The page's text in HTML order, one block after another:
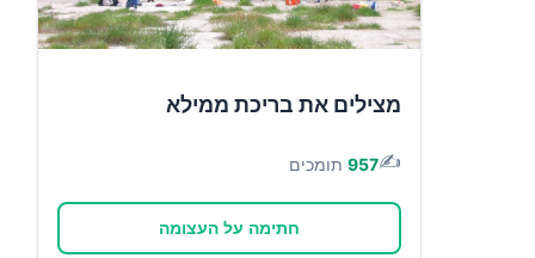
מצילים את בריכת ממילא
✍️
957 תומכים
חתימה על העצומה